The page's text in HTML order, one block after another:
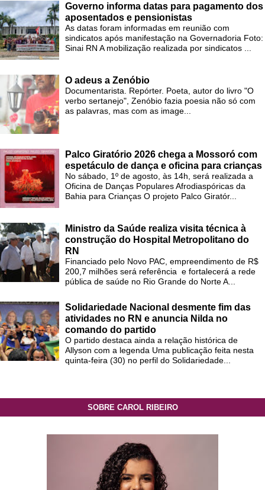
Governo informa datas para pagamento dos
aposentados e pensionistas
As datas foram informadas em reunião com
sindicatos após manifestação na Governadoria Foto:
Sinai RN A mobilização realizada por sindicatos ...
O adeus a Zenóbio
Documentarista. Repórter. Poeta, autor do livro "O
verbo sertanejo", Zenóbio fazia poesia não só com
as palavras, mas com as image...
Palco Giratório 2026 chega a Mossoró com
espetáculo de dança e oficina para crianças
No sábado, 1º de agosto, às 14h, será realizada a
Oficina de Danças Populares Afrodiaspóricas da
Bahia para Crianças O projeto Palco Giratór...
Ministro da Saúde realiza visita técnica à
construção do Hospital Metropolitano do
RN
Financiado pelo Novo PAC, empreendimento de R$
200,7 milhões será referência e fortalecerá a rede
pública de saúde no Rio Grande do Norte A...
Solidariedade Nacional desmente fim das
atividades no RN e anuncia Nilda no
comando do partido
O partido destaca ainda a relação histórica de
Allyson com a legenda Uma publicação feita nesta
quinta-feira (30) no perfil do Solidariedade...
SOBRE CAROL RIBEIRO